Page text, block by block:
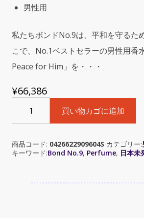
男性用
私たちボンドNo.9は、平和を守るた
こで、No.1ベストセラーの男性用香
Peace for Him」を・・・
¥66,386
(ボ
ド
ナ
買い物カゴに追加
商品コード: 0426622909604S カテゴリー:
キーワード:Bond No.9, Perfume, 日本未